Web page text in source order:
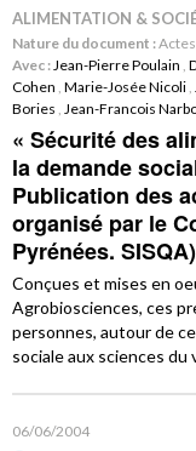
ALIMENTATION &
Nature du document :
Avec :Jean-Pierre Poulain ,
Cohen , Marie-Josée Nicoli ,
Bories , Jean-Francois
« Sécurité des
la demande
Publication des
organisé par le
Pyrénées. SISQA)
Conçues et mises en
Agrobiosciences, ces
personnes, autour de
sociale aux sciences
06/06/2004